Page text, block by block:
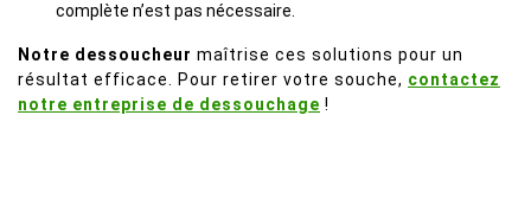
complète n’est pas nécessaire.
Notre dessoucheur maîtrise ces solutions pour un
résultat efficace. Pour retirer votre souche, contactez
notre entreprise de dessouchage !